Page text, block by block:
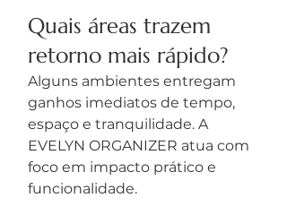
Quais áreas trazem
retorno mais rápido?
Alguns ambientes entregam
ganhos imediatos de tempo,
espaço e tranquilidade. A
EVELYN ORGANIZER atua com
foco em impacto prático e
funcionalidade.